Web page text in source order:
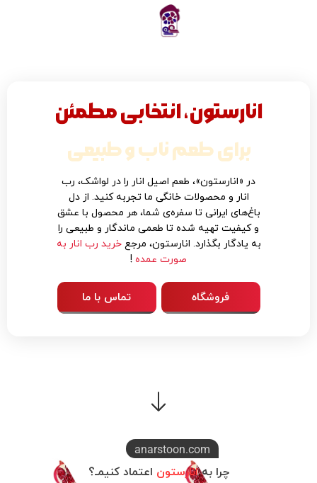
انارستون، انتخابی مطمئن
برای طعم ناب و طبیعی
در «انارستون»، طعم اصیل انار را در لواشک، رب
انار و محصولات خانگی ما تجربه کنید. از دل
باغ‌های ایرانی تا سفره‌ی شما، هر محصول با عشق
و کیفیت تهیه شده تا طعمی ماندگار و طبیعی را
به یادگار بگذارد. انارستون، مرجعخرید رب انار به
صورت عمده !
فروشگاه تماس با ما
anarstoon.com
چرا بهانارستون اعتماد کنیمـ؟